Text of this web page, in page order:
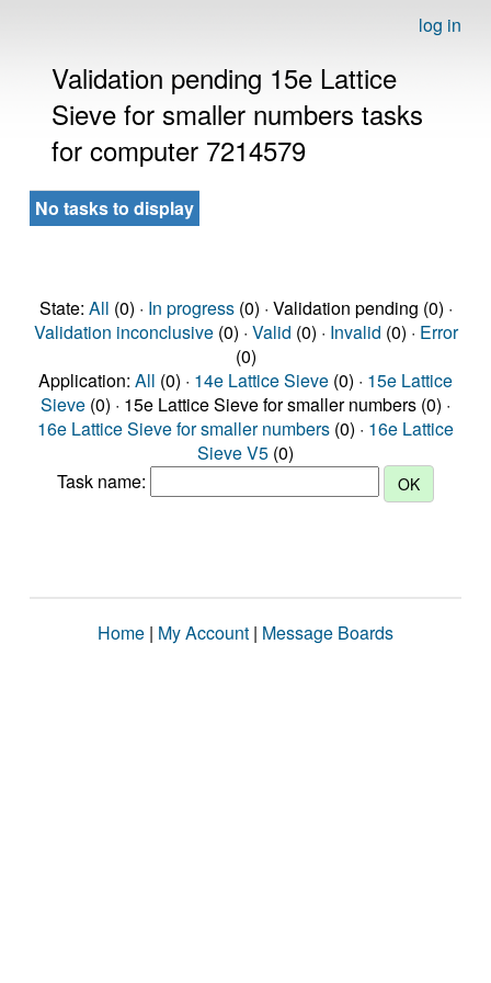
log in
Validation pending 15e Lattice
Sieve for smaller numbers tasks
for computer 7214579
No tasks to display
State: All (0) · In progress(0) · Validation pending (0) ·
Validation inconclusive(0) · Valid (0) · Invalid (0) · Error
(0)
Application: All (0) · 14e Lattice Sieve (0) · 15e Lattice
Sieve (0) · 15e Lattice Sieve for smaller numbers (0) ·
16e Lattice Sieve for smaller numbers (0) · 16e Lattice
Sieve V5 (0)
Task name:
Home | My Account | Message Boards